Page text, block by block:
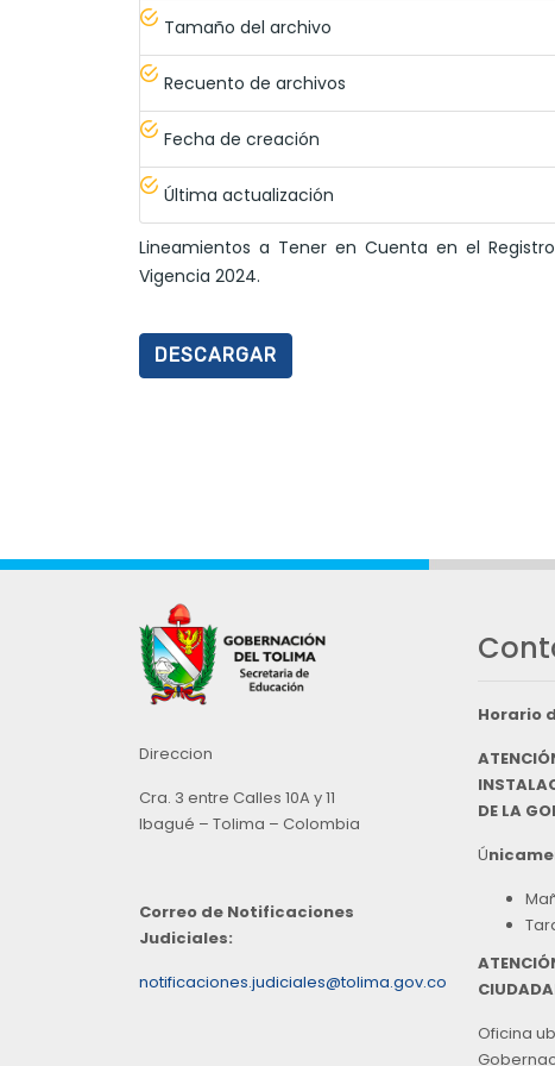
Tamaño del archivo
Recuento de archivos
Fecha de creación
Última actualización
Lineamientos a Tener en Cuenta en el
Vigencia 2024.
DESCARGAR
Direccion
Cra. 3 entre Calles 10A y 11
Ibagué – Tolima – Colombia
Correo de Notificaciones
Judiciales:
notificaciones.judiciales@tolima.gov.co
Horario
DE LA
Ú
Oficina